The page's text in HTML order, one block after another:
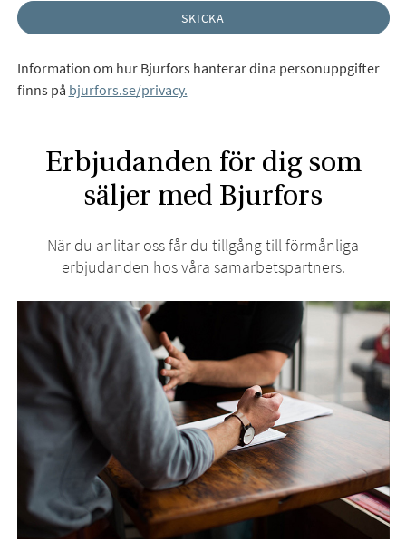
Information om hur Bjurfors hanterar dina personuppgifter
finns på bjurfors.se/privacy.
Erbjudanden för dig som
säljer med Bjurfors
När du anlitar oss får du tillgång till förmånliga
erbjudanden hos våra samarbetspartners.